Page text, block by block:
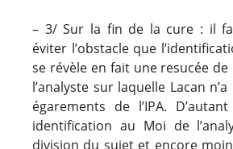
– 3/ Sur la fin de la cure : il
éviter l’obstacle que
se révèle en fait une resucée de
l’analyste sur laquelle Lacan
égarements de l’IPA.
identification au Moi de
division du sujet et encore